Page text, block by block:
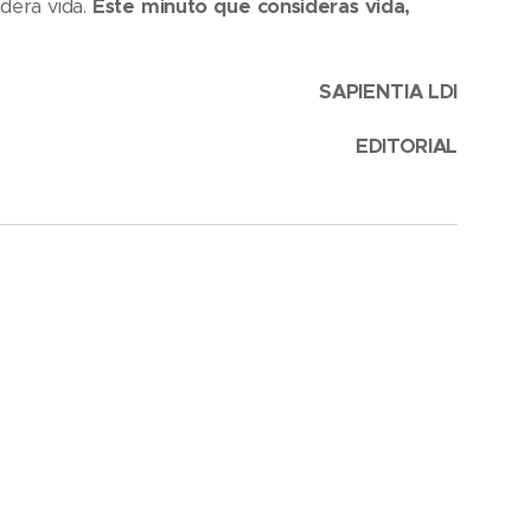
vida. Este minuto que consideras vida,
SAPIENTIA LDI
EDITORIAL